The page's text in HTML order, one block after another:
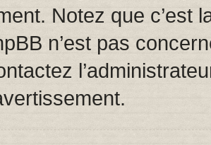
Notez que c’est
n’est pas